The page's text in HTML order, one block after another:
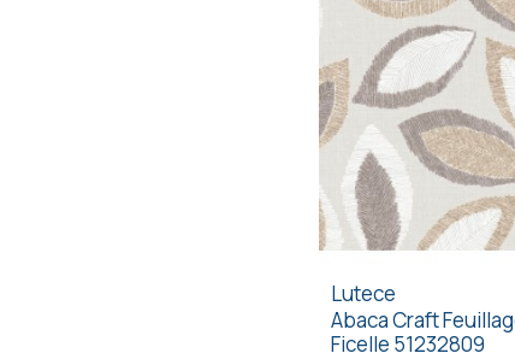
Lutece
Abaca Craft
Ficelle 51232809